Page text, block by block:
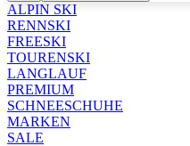
ALPIN SKI
RENNSKI
FREESKI
TOURENSKI
LANGLAUF
PREMIUM
SCHNEESCHUHE
MARKEN
SALE